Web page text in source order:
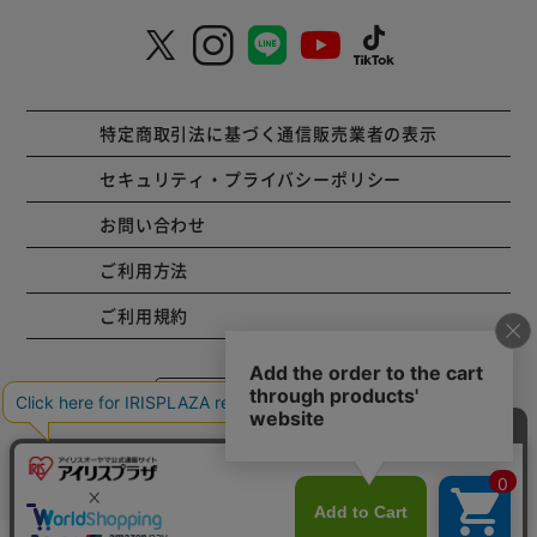
特定商取引法に基づく通信販売業者の表示
セキュリティ・プライバシーポリシー
お問い合わせ
ご利用方法
ご利用規約
コーポレートサイト
Copyright © 2001 IRISPLAZA. ALL Rights Reserved.